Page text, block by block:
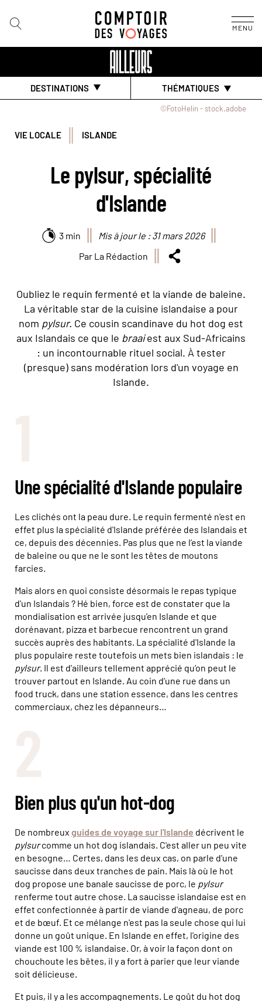
MENU
DESTINATIONS THÉMATIQUES
©FotoHelin - stock.adobe
VIE LOCALE ISLANDE
Le pylsur, spécialité
d'Islande
3 min
Mis à jour le : 31 mars 2026
Par La Rédaction
Oubliez le requin fermenté et la viande de baleine.
La véritable star de la cuisine islandaise a pour
nom pylsur. Ce cousin scandinave du hot dog est
aux Islandais ce que le braaiest aux Sud-Africains
: un incontournable rituel social. À tester
(presque) sans modération lors d'un voyage en
Islande.
Une spécialité d'Islande populaire
Les clichés ont la peau dure. Le requin fermenté n’est en
effet plus la spécialité d'Islande préférée des Islandais et
ce, depuis des décennies. Pas plus que ne l’est la viande
de baleine ou que ne le sont les têtes de moutons
farcies.
Mais alors en quoi consiste désormais le repas typique
d'un Islandais ? Hé bien, force est de constater que la
mondialisation est arrivée jusqu’en Islande et que
dorénavant, pizza et barbecue rencontrent un grand
succès auprès des habitants. La spécialité d'Islande la
plus populaire reste toutefois un mets bien islandais : le
pylsur. Il est d'ailleurs tellement apprécié qu’on peut le
trouver partout en Islande. Au coin d’une rue dans un
food truck, dans une station essence, dans les centres
commerciaux, chez les dépanneurs…
Bien plus qu'un hot-dog
De nombreux guides de voyage sur l'Islande décrivent le
pylsurcomme un hot dog islandais. C'est aller un peu vite
en besogne… Certes, dans les deux cas, on parle d'une
saucisse dans deux tranches de pain. Mais là où le hot
dog propose une banale saucisse de porc, le pylsur
renferme tout autre chose. La saucisse islandaise est en
effet confectionnée à partir de viande d'agneau, de porc
et de bœuf. Et ce mélange n'est pas la seule chose qui lui
donne un goût unique. En Islande en effet, l'origine des
viande est 100 % islandaise. Or, à voir la façon dont on
chouchoute les bêtes, il y a fort à parier que leur viande
soit délicieuse.
Et puis, il y a les accompagnements. Le goût du hot dog